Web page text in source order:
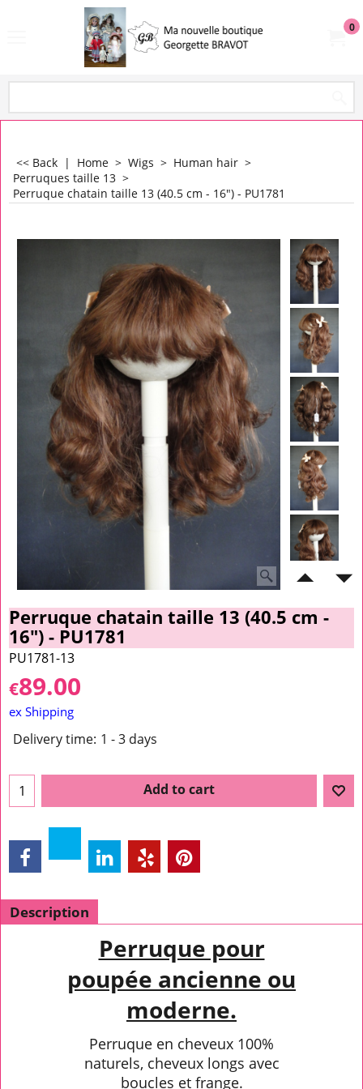
0
<< Back | Home > Wigs > Human hair >
Perruques taille 13 >
Perruque chatain taille 13 (40.5 cm - 16") - PU1781
Perruque chatain taille 13 (40.5 cm -
16") - PU1781
PU1781-13
€89.00
ex Shipping
Delivery time: 1 - 3 days
Add to cart
Description
Perruque pour
poupée ancienne ou
moderne.
Perruque en cheveux 100%
naturels, cheveux longs avec
boucles et frange.